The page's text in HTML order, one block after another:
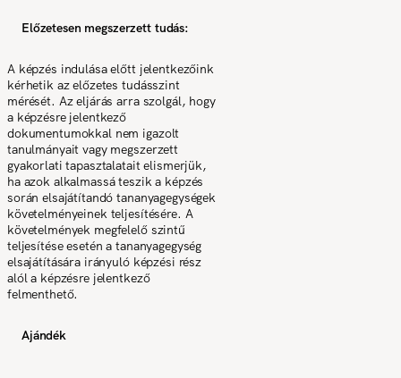
Előzetesen megszerzett tudás:
A képzés indulása előtt jelentkezőink
kérhetik az előzetes tudásszint
mérését. Az eljárás arra szolgál, hogy
a képzésre jelentkező
dokumentumokkal nem igazolt
tanulmányait vagy megszerzett
gyakorlati tapasztalatait elismerjük,
ha azok alkalmassá teszik a képzés
során elsajátítandó tananyagegységek
követelményeinek teljesítésére. A
követelmények megfelelő szintű
teljesítése esetén a tananyagegység
elsajátítására irányuló képzési rész
alól a képzésre jelentkező
felmenthető.
Ajándék